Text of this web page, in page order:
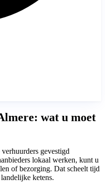
wat u moet
gevestigd
lokaal werken, kunt u
of bezorging. Dat scheelt tijd
ketens.